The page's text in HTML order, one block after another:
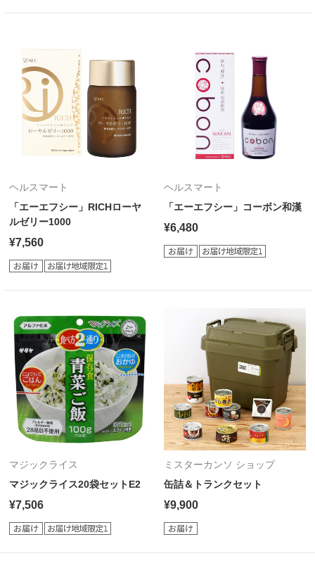
ヘルスマート
「エーエフシー」RICHローヤ
ルゼリー1000
¥7,560
ヘルスマート
「エーエフシー」コーボン和漢
¥6,480
マジックライス
マジックライス20袋セットE2
¥7,506
ミスターカンソ ショップ
缶詰＆トランクセット
¥9,900